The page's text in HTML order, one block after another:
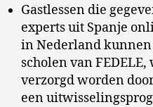
Gastlessen die
experts uit Spanje
in Nederland
scholen van
verzorgd worden
een